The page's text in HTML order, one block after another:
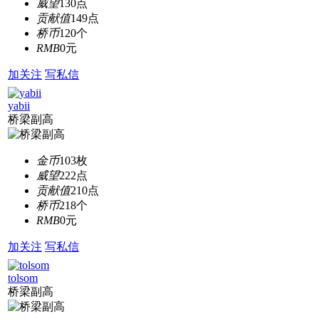
威望130点
贡献值149点
桥币120个
RMB0元
加关注 写私信
yabii
桥梁副高
金币103枚
威望222点
贡献值210点
桥币218个
RMB0元
加关注 写私信
tolsom
桥梁副高